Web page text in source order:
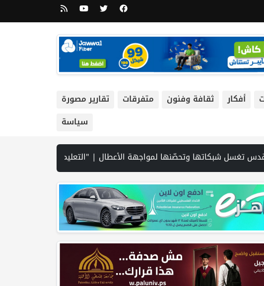
أفكار ثقافة وفنون متفرقات
تقارير مصورة
سياسة